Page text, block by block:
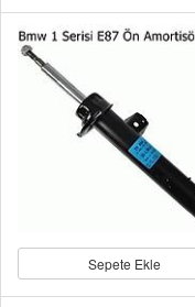
Sepete Ekle